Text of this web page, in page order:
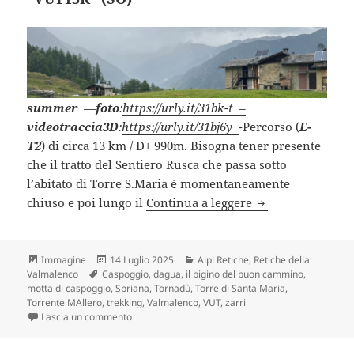
summer—foto:https://urly.it/31bk-t –
videotraccia3D:https://urly.it/31bj6y-Percorso (E-
T2) di circa 13 km / D+ 990m. Bisogna tener presente
che il tratto del Sentiero Rusca che passa sotto
l’abitato di Torre S.Maria è momentaneamente
chiuso e poi lungo ilContinua a leggere TORRE
Formato
Immagine
Scritto
il
14 Luglio 2025 Categorie
Alpi Retiche, Retiche della
Valmalenco
Tag
Caspoggio,dagua, il bigino del buon cammino,
motta di caspoggio,Spriana,Tornadù,Torre di Santa Maria,
Torrente MAllero,trekking,Valmalenco,VUT,zarri
Lascia un commentosu TORRE S.MARIA-SPRIANA-CASPOGGIO